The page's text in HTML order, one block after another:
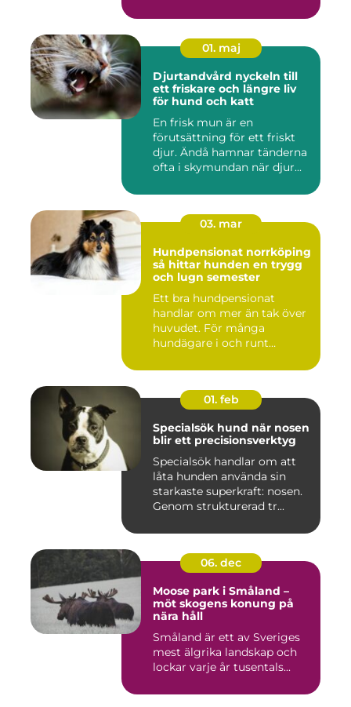
01. maj
Djurtandvård nyckeln till
ett friskare och längre liv
för hund och katt
En frisk mun är en
förutsättning för ett friskt
djur. Ändå hamnar tänderna
ofta i skymundan när djur...
03. mar
Hundpensionat norrköping
så hittar hunden en trygg
och lugn semester
Ett bra hundpensionat
handlar om mer än tak över
huvudet. För många
hundägare i och runt
01. feb
Specialsök hund när nosen
blir ett precisionsverktyg
Specialsök handlar om att
låta hunden använda sin
starkaste superkraft: nosen.
Genom strukturerad tr...
06. dec
Moose park i Småland –
möt skogens konung på
nära håll
Småland är ett av Sveriges
mest älgrika landskap och
lockar varje år tusentals...